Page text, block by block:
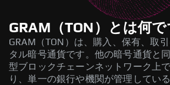
GRAM（TON）とは何で
GRAM（TON）は、購入、保有、取
タル暗号通貨です。他の暗号通貨と
型ブロックチェーンネットワーク上
り、単一の銀行や機関が管理してい